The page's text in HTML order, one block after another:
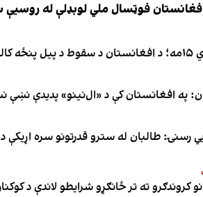
فوټسال ملي لوبډلې له روسیې سره لوبه
ننګونې
په افغانستان کې د «ال‌نینو» پدیدې
رسنۍ: طالبان له سترو قدرتونو سره اړیکې
کروندګرو ته تر ځانګړو شرایطو لاندې د